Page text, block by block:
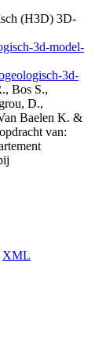
(H3D) 3D-
3d-model-
3d-
Bos S.,
D.,
Baelen K. &
van:
XML